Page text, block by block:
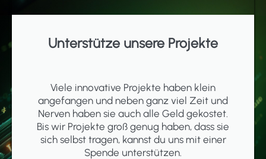
Unterstütze unsere Projekte
Viele innovative Projekte haben klein
angefangen und neben ganz viel Zeit und
Nerven haben sie auch alle Geld gekostet.
Bis wir Projekte groß genug haben, dass sie
sich selbst tragen, kannst du uns mit einer
Spende unterstützen.